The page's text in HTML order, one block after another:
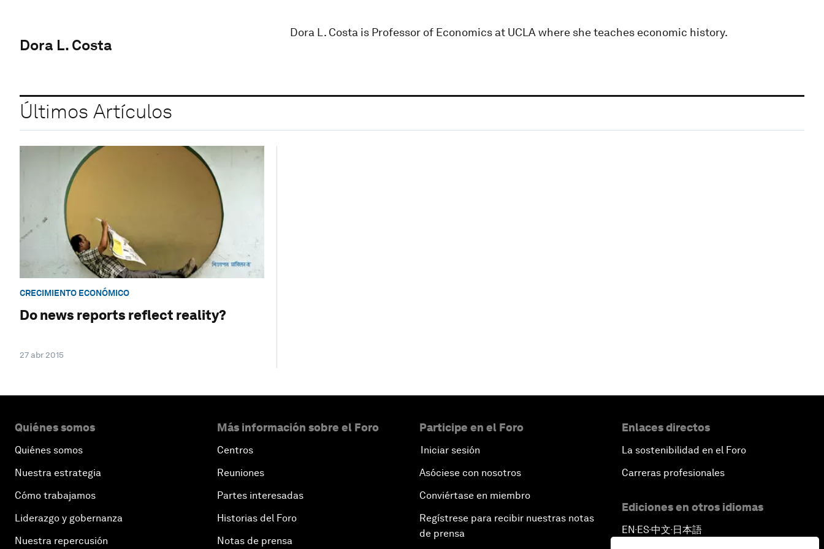
Dora L. Costa
Dora L. Costa is Professor of Economics at UCLA where she teaches economic history.
Últimos Artículos
CRECIMIENTO ECONÓMICO
Do news reports reflect reality?
27 abr 2015
Quiénes somos
Quiénes somos
Nuestra estrategia
Cómo trabajamos
Liderazgo y gobernanza
Nuestra repercusión
Más información sobre el Foro
Centros
Reuniones
Partes interesadas
Historias del Foro
Notas de prensa
Participe en el Foro
Iniciar sesión
Asóciese con nosotros
Conviértase en miembro
Regístrese para recibir nuestras notas
de prensa
Enlaces directos
La sostenibilidad en el Foro
Carreras profesionales
Ediciones en otros idiomas
EN ▪ ES▪中文▪ 日本語